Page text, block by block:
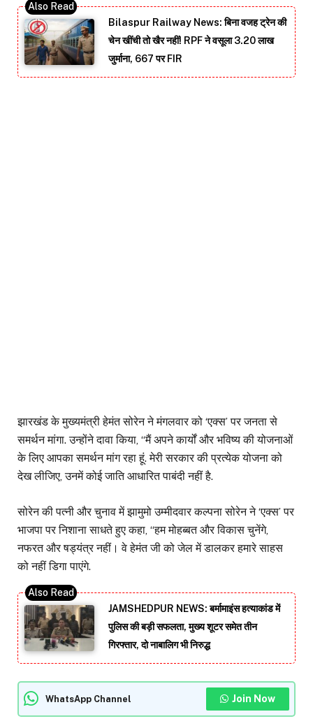
Bilaspur Railway News: बिना वजह ट्रेन की
चेन खींची तो खैर नहीं! RPF ने वसूला 3.20 लाख
जुर्माना, 667 पर FIR
झारखंड के मुख्यमंत्री हेमंत सोरेन ने मंगलवार को ‘एक्स’ पर जनता से
समर्थन मांगा. उन्होंने दावा किया, ‘‘मैं अपने कार्यों और भविष्य की योजनाओं
के लिए आपका समर्थन मांग रहा हूं. मेरी सरकार की प्रत्येक योजना को
देख लीजिए, उनमें कोई जाति आधारित पाबंदी नहीं है.
सोरेन की पत्नी और चुनाव में झामुमो उम्मीदवार कल्पना सोरेन ने ‘एक्स’ पर
भाजपा पर निशाना साधते हुए कहा, ‘‘हम मोहब्बत और विकास चुनेंगे,
नफरत और षड्यंत्र नहीं। वे हेमंत जी को जेल में डालकर हमारे साहस
को नहीं डिगा पाएंगे.
JAMSHEDPUR NEWS: बर्मामाइंस हत्याकांड में
पुलिस की बड़ी सफलता, मुख्य शूटर समेत तीन
गिरफ्तार, दो नाबालिग भी निरुद्ध
WhatsApp Channel Join Now